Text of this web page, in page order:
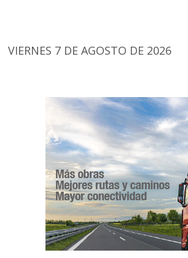
VIERNES 7 DE AGOSTO DE 2026